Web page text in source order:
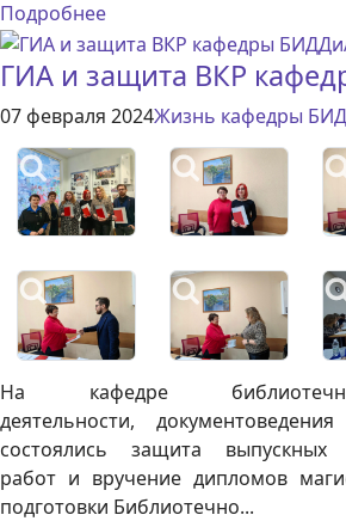
Подробнее
ГИА и защита ВКР
07 февраля 2024Жизнь кафедры
На кафедре библиотечно-
деятельности,
состоялись защита выпускных
работ и вручение дипломов
подготовки Библиотечно...